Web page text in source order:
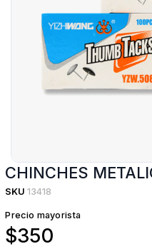
CHINCHES
SKU 13418
Precio mayorista
$350